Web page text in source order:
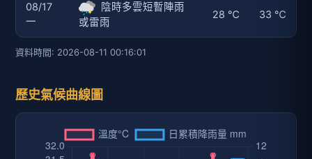
08/17
一
陰時多雲短暫陣雨
或雷雨
28 ℃ 33 ℃
資料時間: 2026-08-11 00:16:01
歷史氣候曲線圖